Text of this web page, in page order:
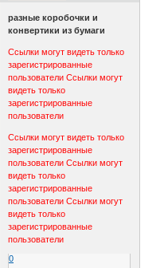
разные коробочки и
конвертики из бумаги
Ссылки могут видеть только
зарегистрированные
пользователи Ссылки могут
видеть только
зарегистрированные
пользователи
Ссылки могут видеть только
зарегистрированные
пользователи Ссылки могут
видеть только
зарегистрированные
пользователи Ссылки могут
видеть только
зарегистрированные
пользователи
0